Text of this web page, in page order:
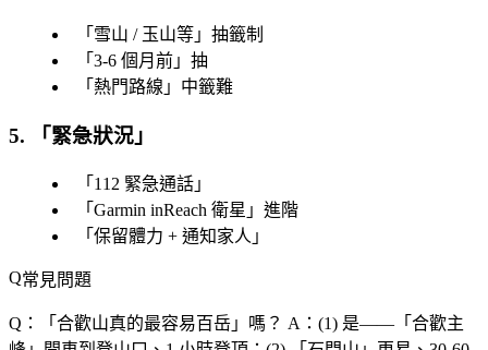
「 雪山 / 玉山等 」抽籤制
「 3-6 個月前 」抽
「 熱門路線 」中籤難
5. 「 緊急狀況 」
「 112 緊急通話 」
「 Garmin inReach 衛星 」進階
「 保留體力 + 通知家人 」
常見問題
Q：「 合歡山真的最容易百岳 」嗎？ A：(1) 是——「 合歡主